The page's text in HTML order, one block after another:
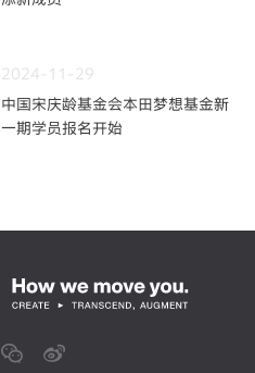
2024-11-29
中国宋庆龄基金会本田梦想基金新
一期学员报名开始